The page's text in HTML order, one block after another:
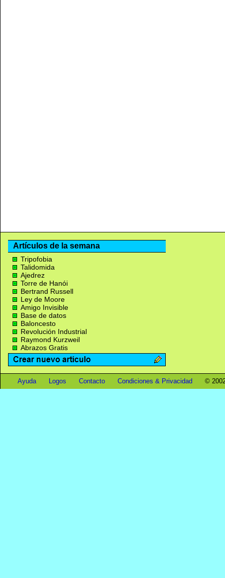
Artículos de la semana
Tripofobia
Talidomida
Ajedrez
Torre de Hanói
Bertrand Russell
Ley de Moore
Amigo Invisible
Base de datos
Baloncesto
Revolución Industrial
Raymond Kurzweil
Abrazos Gratis
Ayuda Logos Contacto Condiciones & Privacidad ©